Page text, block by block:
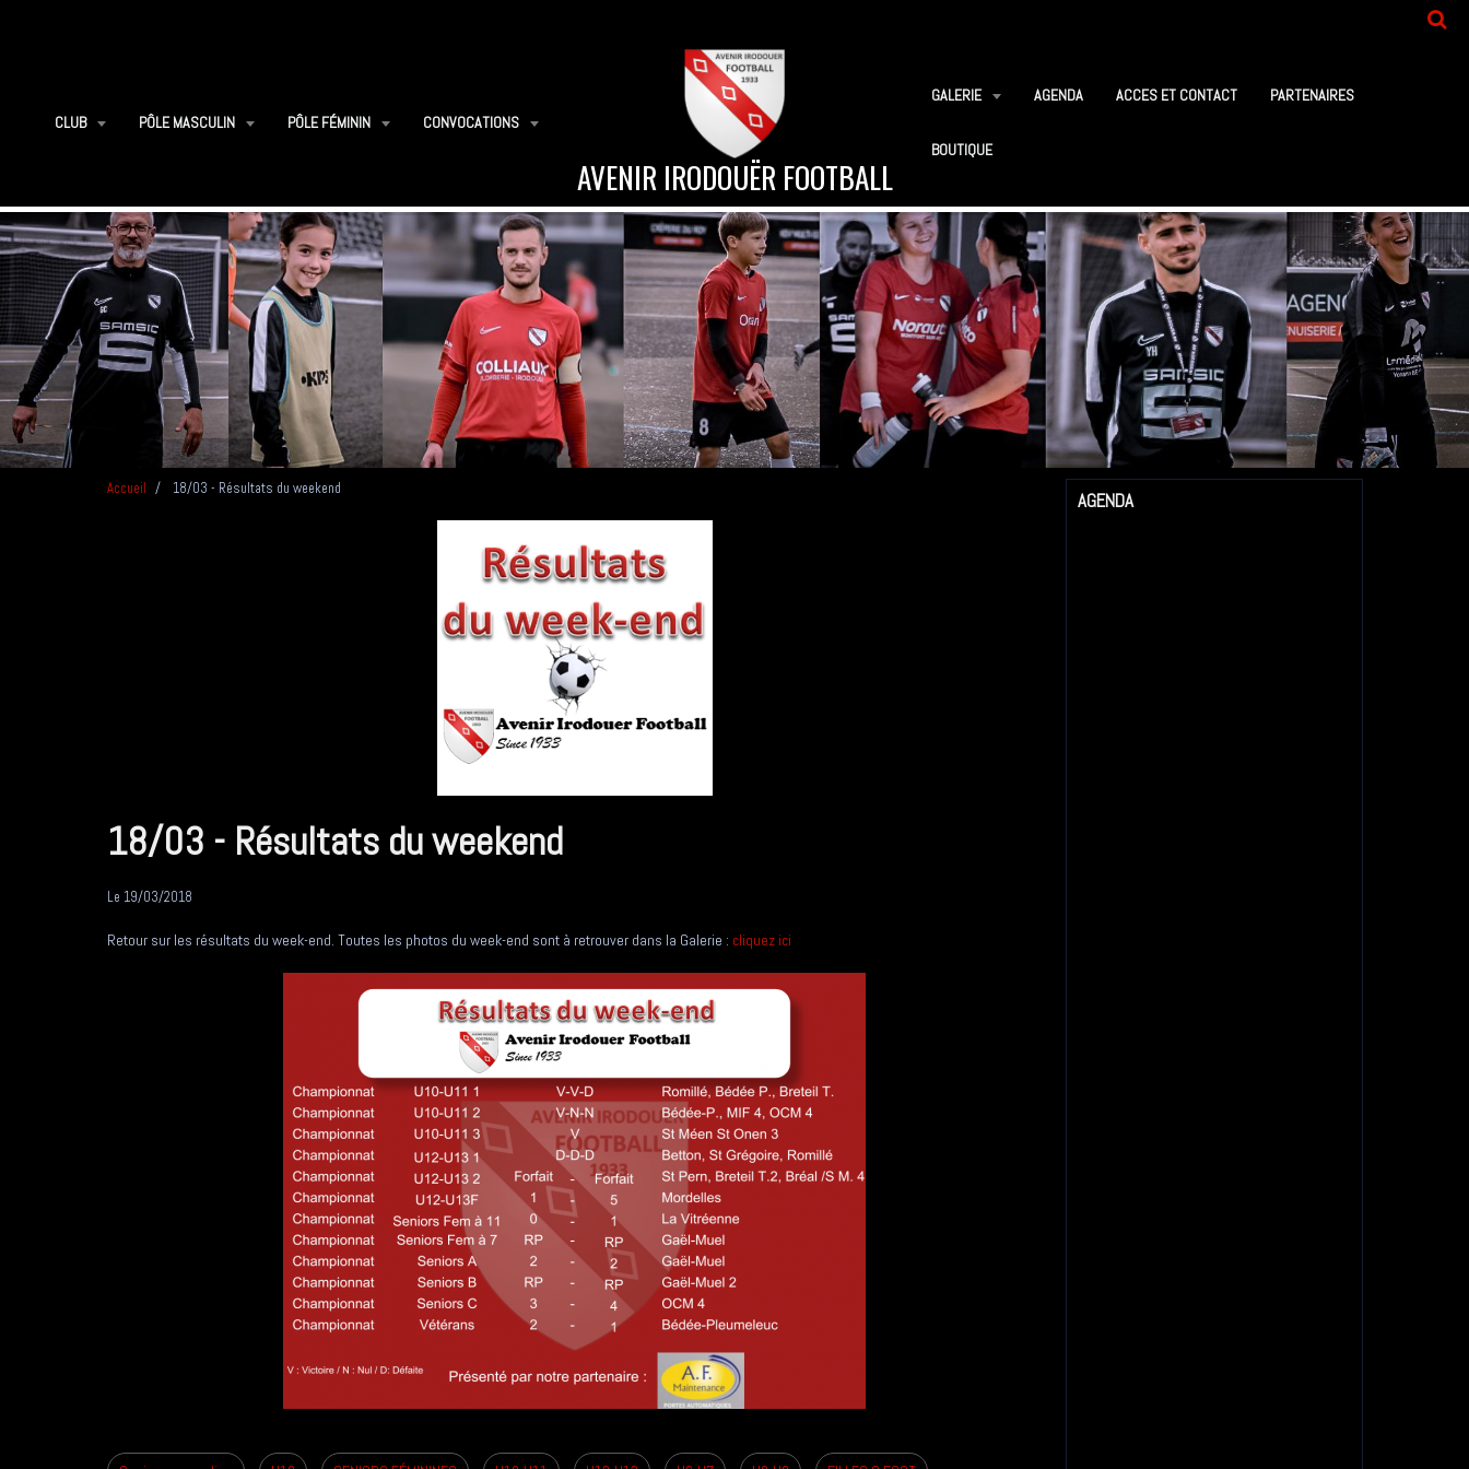
CLUB PÔLE MASCULIN PÔLE FÉMININ CONVOCATIONS
AVENIR IRODOUËR FOOTBALL
GALERIE AGENDA ACCES ET CONTACT PARTENAIRES
BOUTIQUE
Accueil 18/03 - Résultats du weekend
18/03 - Résultats du weekend
Le 19/03/2018
Retour sur les résultats du week-end. Toutes les photos du week-end sont à retrouver dans la Galerie : cliquez ici
AGENDA